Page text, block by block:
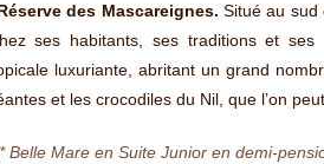
des Mascareignes. Situé au sud
ses habitants, ses traditions et
luxuriante, abritant un grand
et les crocodiles du Nil, que l’on
Belle Mare en Suite Junior en demi-